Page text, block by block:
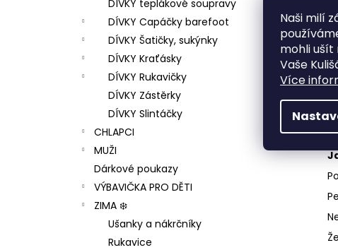
Naši milí
mohli ušít
Vaše
Více
DÍVKY teplákové soupravy
DÍVKY Capáčky barefoot
DÍVKY Šatičky, sukýnky
DÍVKY Kraťásky
DÍVKY Rukavičky
DÍVKY Zástěrky
DÍVKY Slintáčky
CHLAPCI
MUŽI
Dárkové poukazy
VÝBAVIČKA PRO DĚTI
ZIMA ❄️
Ušanky a nákrčníky
Rukavice